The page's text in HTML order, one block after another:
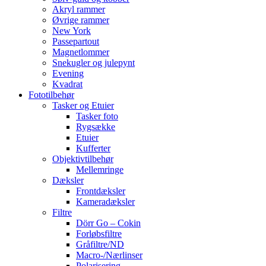
Akryl rammer
Øvrige rammer
New York
Passepartout
Magnetlommer
Snekugler og julepynt
Evening
Kvadrat
Fototilbehør
Tasker og Etuier
Tasker foto
Rygsække
Etuier
Kufferter
Objektivtilbehør
Mellemringe
Dæksler
Frontdæksler
Kameradæksler
Filtre
Dörr Go – Cokin
Forløbsfiltre
Gråfiltre/ND
Macro-/Nærlinser